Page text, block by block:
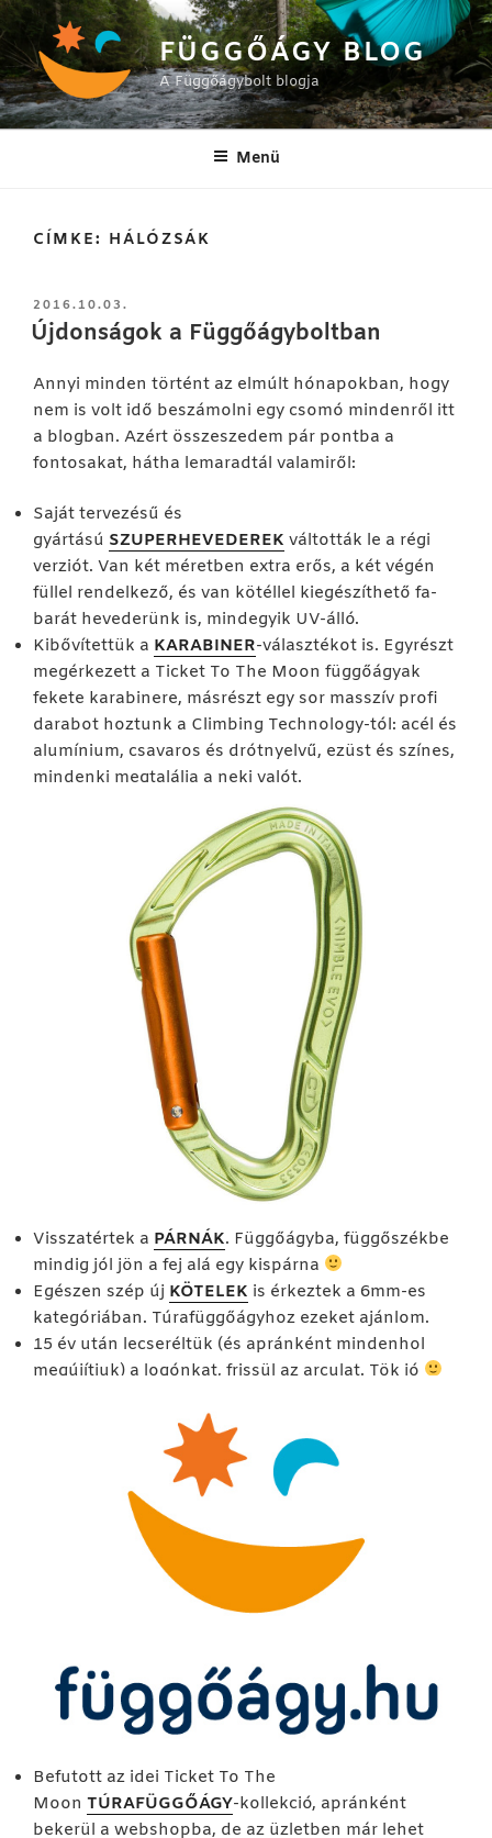
Tartalomhoz
FÜGGŐÁGY BLOG
A Függőágybolt blogja
Menü
CÍMKE: HÁLÓZSÁK
BEKÜLDVE:
2016.10.03.
Újdonságok a Függőágyboltban
Annyi minden történt az elmúlt hónapokban, hogy
nem is volt idő beszámolni egy csomó mindenről itt
a blogban. Azért összeszedem pár pontba a
fontosakat, hátha lemaradtál valamiről:
Saját tervezésű és
gyártású SZUPERHEVEDEREK váltották le a régi
verziót. Van két méretben extra erős, a két végén
füllel rendelkező, és van kötéllel kiegészíthető fa-
barát hevederünk is, mindegyik UV-álló.
Kibővítettük a KARABINER-választékot is. Egyrészt
megérkezett a Ticket To The Moon függőágyak
fekete karabinere, másrészt egy sor masszív profi
darabot hoztunk a Climbing Technology-tól: acél és
alumínium, csavaros és drótnyelvű, ezüst és színes,
mindenki megtalálja a neki valót.
Visszatértek a PÁRNÁK. Függőágyba, függőszékbe
mindig jól jön a fej alá egy kispárna
Egészen szép új KÖTELEK is érkeztek a 6mm-es
kategóriában. Túrafüggőágyhoz ezeket ajánlom.
15 év után lecseréltük (és apránként mindenhol
megújítjuk) a logónkat, frissül az arculat. Tök jó
Befutott az idei Ticket To The
Moon TÚRAFÜGGŐÁGY-kollekció, apránként
bekerül a webshopba, de az üzletben már lehet